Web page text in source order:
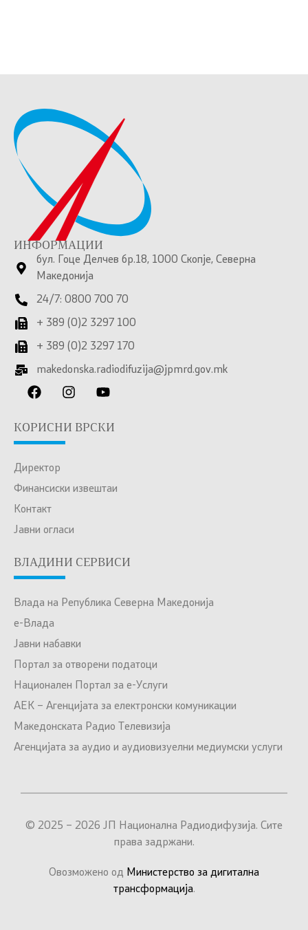
ИНФОРМАЦИИ
бул. Гоце Делчев бр.18, 1000 Скопје, Северна
Македонија
24/7: 0800 700 70
+ 389 (0)2 3297 100
+ 389 (0)2 3297 170
makedonska.radiodifuzija@jpmrd.gov.mk
КОРИСНИ ВРСКИ
Директор
Финансиски извештаи
Контакт
Јавни огласи
ВЛАДИНИ СЕРВИСИ
Влада на Република Северна Македонија
е-Влада
Јавни набавки
Портал за отворени податоци
Национален Портал за е-Услуги
АЕК – Агенцијата за електронски комуникации
Македонската Радио Телевизија
Агенцијата за аудио и аудиовизуелни медиумски услуги
© 2025 – 2026 ЈП Национална Радиодифузија. Сите
права задржани.
Овозможено од Министерство за дигитална
трансформација.